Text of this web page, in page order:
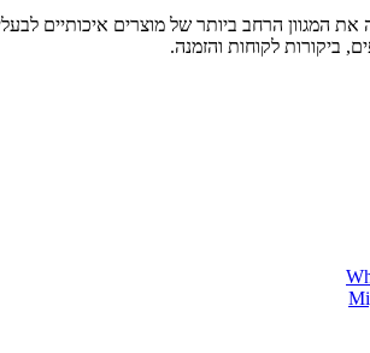
מובילה בחיפה והצפון, עם מעל 30 שנות ניסיון. מציעה את המגוון